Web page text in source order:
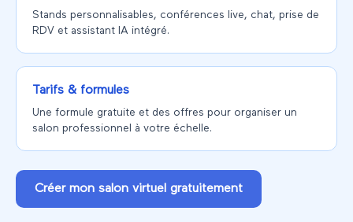
Stands personnalisables, conférences live, chat, prise de
RDV et assistant IA intégré.
Tarifs & formules
Une formule gratuite et des offres pour organiser un
salon professionnel à votre échelle.
Créer mon salon virtuel gratuitement